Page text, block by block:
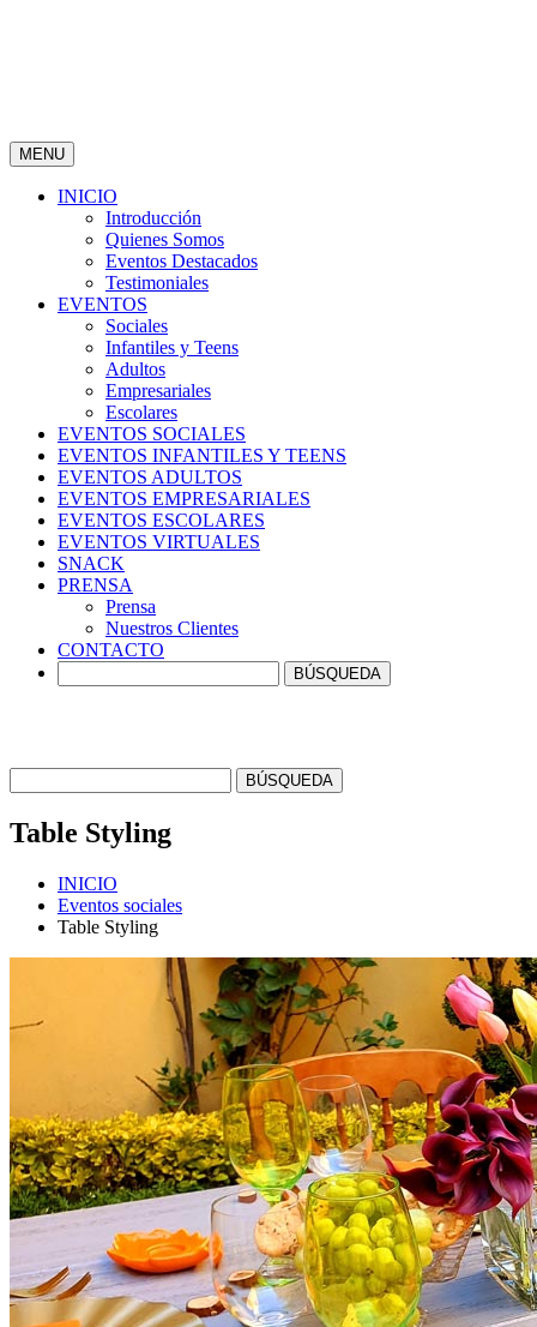
MENU
INICIO
Introducción
Quienes Somos
Eventos Destacados
Testimoniales
EVENTOS
Sociales
Infantiles y Teens
Adultos
Empresariales
Escolares
EVENTOS SOCIALES
EVENTOS INFANTILES Y TEENS
EVENTOS ADULTOS
EVENTOS EMPRESARIALES
EVENTOS ESCOLARES
EVENTOS VIRTUALES
SNACK
PRENSA
Prensa
Nuestros Clientes
CONTACTO
Table Styling
INICIO
Eventos sociales
Table Styling